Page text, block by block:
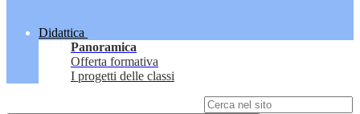
Didattica
Panoramica
Offerta formativa
I progetti delle classi